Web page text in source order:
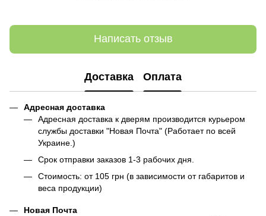
Написать отзыв
Доставка Оплата
Адресная доставка
Адресная доставка к дверям производится курьером
службы доставки "Новая Почта" (Работает по всей
Украине.)
Срок отправки заказов 1-3 рабочих дня.
Стоимость: от 105 грн (в зависимости от габаритов и
веса продукции)
Новая Почта